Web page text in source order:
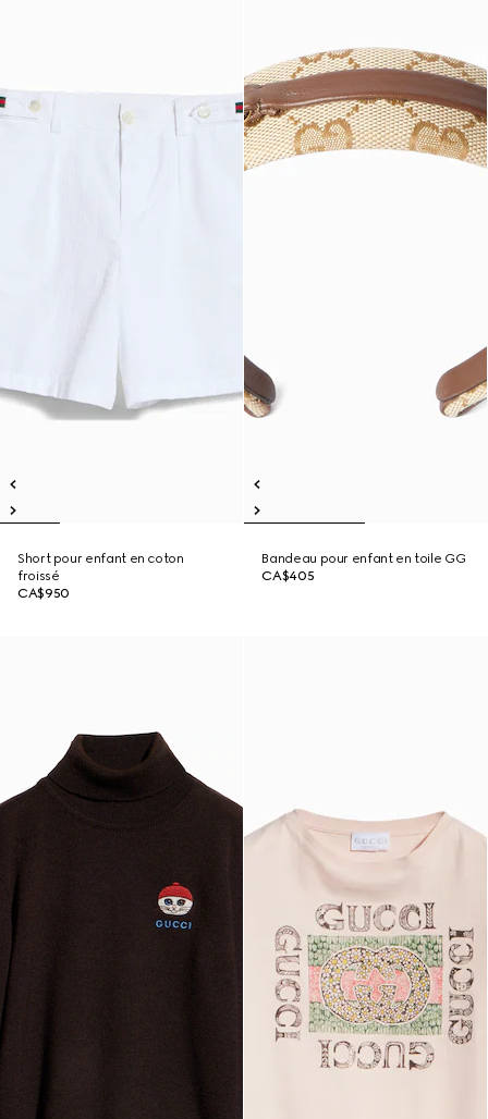
Short pour enfant en coton
froissé
CA$950
Bandeau pour enfant en toile GG
CA$405